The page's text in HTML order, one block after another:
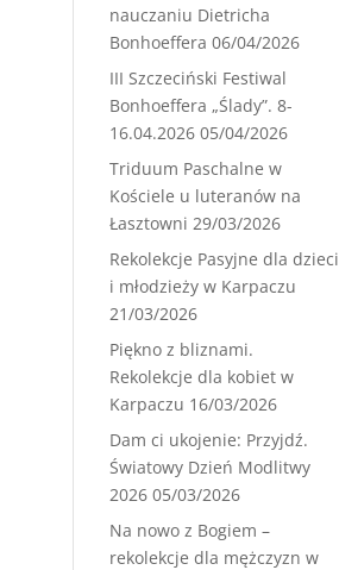
nauczaniu Dietricha
Bonhoeffera 06/04/2026
III Szczeciński Festiwal
Bonhoeffera „Ślady”. 8-
16.04.2026 05/04/2026
Triduum Paschalne w
Kościele u luteranów na
Łasztowni 29/03/2026
Rekolekcje Pasyjne dla dzieci
i młodzieży w Karpaczu
21/03/2026
Piękno z bliznami.
Rekolekcje dla kobiet w
Karpaczu 16/03/2026
Dam ci ukojenie: Przyjdź.
Światowy Dzień Modlitwy
2026 05/03/2026
Na nowo z Bogiem –
rekolekcje dla mężczyzn w